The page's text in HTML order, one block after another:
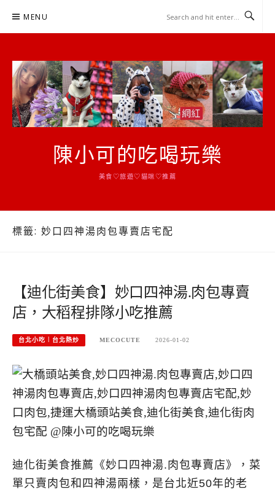
MENU
陳小可的吃喝玩樂
美食♡旅遊♡貓咪♡推薦
標籤: 妙口四神湯肉包專賣店宅配
【迪化街美食】妙口四神湯.肉包專賣
店，大稻程排隊小吃推薦
台北小吃︱台北熱炒 MECOCUTE 2026-01-02
迪化街美食推薦《妙口四神湯.肉包專賣店》，菜
單只賣肉包和四神湯兩樣，是台北近50年的老